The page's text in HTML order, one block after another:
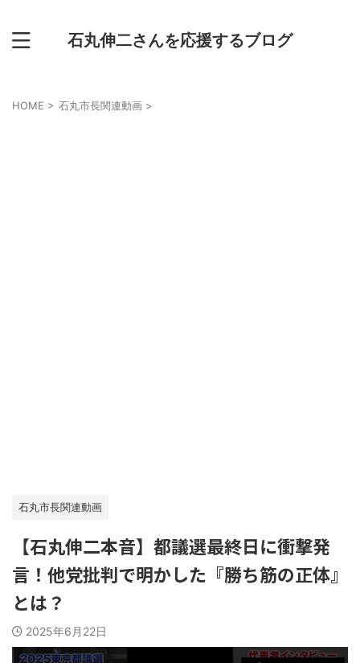
石丸伸二さんを応援するブログ
HOME > 石丸市長関連動画 >
石丸市長関連動画
【石丸伸二本音】都議選最終日に衝撃発
言！他党批判で明かした『勝ち筋の正体』
とは？
2025年6月22日